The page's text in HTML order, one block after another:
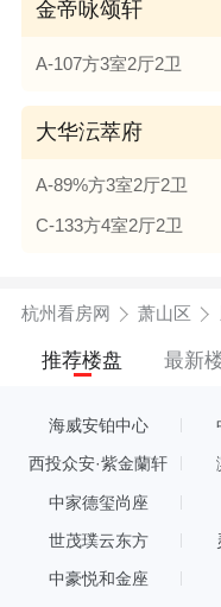
金帝咏颂轩
A-107方3室2厅2卫
大华沄萃府
A-89%方3室2厅2卫
C-133方4室2厅2卫
杭州看房网 萧山区
推荐楼盘 最新
海威安铂中心
西投众安·紫金蘭轩
中家德玺尚座
世茂璞云东方
中豪悦和金座